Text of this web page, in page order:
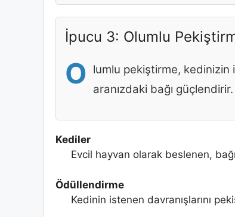
İpucu 3: Olumlu
O lumlu pekiştirme, kedinizin
aranızdaki bağı güçlendirir.
Kediler
Evcil hayvan olarak beslenen,
Ödüllendirme
Kedinin istenen davranışlarını